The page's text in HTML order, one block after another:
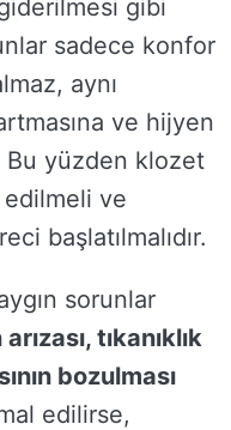
giderilmesi gibi
sadece konfor
aynı
ve hijyen
yüzden klozet
edilmeli ve
başlatılmalıdır.
sorunlar
tıkanıklık
bozulması
edilirse,